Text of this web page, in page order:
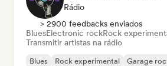
Rádio
> 2900 feedbacks enviados
BluesElectronic rockRock
Transmitir artistas na rádio
Blues Rock experimental Garage